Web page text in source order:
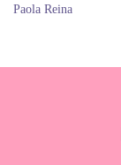
Paola Reina